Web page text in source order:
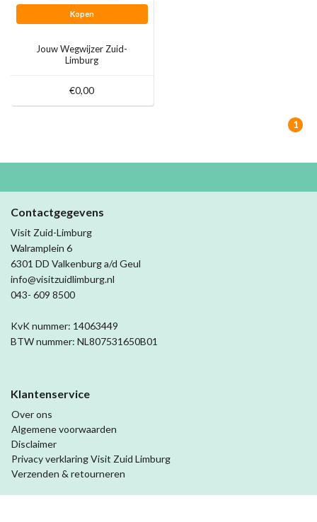
Kopen
Jouw Wegwijzer Zuid-
Limburg
€0,00
1
Contactgegevens
Visit Zuid-Limburg
Walramplein 6
6301 DD Valkenburg a/d Geul
info@visitzuidlimburg.nl
043- 609 8500
KvK nummer: 14063449
BTW nummer: NL807531650B01
Klantenservice
Over ons
Algemene voorwaarden
Disclaimer
Privacy verklaring Visit Zuid Limburg
Verzenden & retourneren